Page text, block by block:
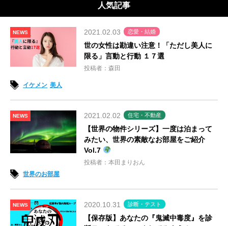
人気記事
NEWS 2021.02.03 恋愛・結婚
世の女性は勘違い注意！「ただし美人に
限る」言動と行動 １７選
投稿者：森田
イケメン 美人
NEWS 2021.02.02 住宅・不動産
【世界の物件シリーズ】一度は泊まって
みたい、世界の素敵なお部屋をご紹介
Vol.7
投稿者：本田まりおん
世界のお部屋
NEWS 2020.10.31 診断・テスト
【保存版】あなたの『鬼滅中毒度』を診